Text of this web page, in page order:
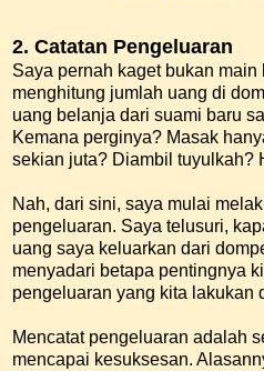
2. Catatan Pengeluaran
Saya pernah kaget bukan main
menghitung jumlah uang di
uang belanja dari suami baru
Kemana perginya? Masak
sekian juta? Diambil tuyulkah?
Nah, dari sini, saya mulai
pengeluaran. Saya telusuri,
uang saya keluarkan dari
menyadari betapa pentingnya
pengeluaran yang kita lakukan
Mencatat pengeluaran adalah
mencapai kesuksesan.